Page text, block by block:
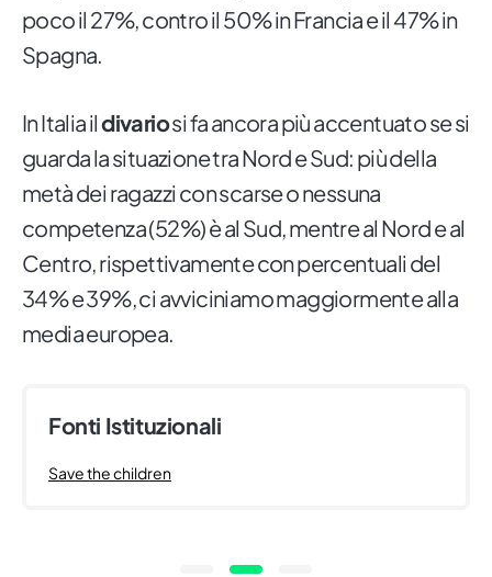
poco il 27%, contro il 50% in Francia e il 47% in
Spagna.
In Italia ildivariosi fa ancora più accentuato se si
guarda la situazione tra Nord e Sud: più della
metà dei ragazzi con scarse o nessuna
competenza (52%) è al Sud, mentre al Nord e al
Centro, rispettivamente con percentuali del
34% e 39%, ci avviciniamo maggiormente alla
media europea.
Fonti Istituzionali
Save the children